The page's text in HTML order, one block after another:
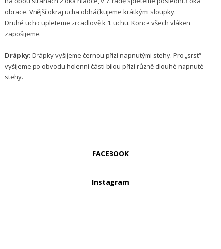
obrace. Vnější okraj ucha obháčkujeme krátkými sloupky.
Druhé ucho upleteme zrcadlově k 1. uchu. Konce všech vláken
zapošijeme.
Drápky: Drápky vyšijeme černou přízí napnutými stehy. Pro „srst“
vyšijeme po obvodu holenní části bílou přízí různě dlouhé napnuté
stehy.
FACEBOOK
Instagram